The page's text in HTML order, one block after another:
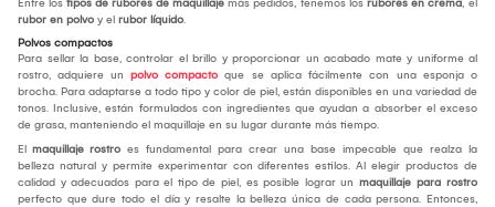
Entre los tipos de rubores de maquillaje más pedidos, tenemos los rubores en crema, el
rubor en polvo y el rubor líquido.
Polvos compactos
Para sellar la base, controlar el brillo y proporcionar un acabado mate y uniforme al
rostro, adquiere un polvo compacto que se aplica fácilmente con una esponja o
brocha. Para adaptarse a todo tipo y color de piel, están disponibles en una variedad de
tonos. Inclusive, están formulados con ingredientes que ayudan a absorber el exceso
de grasa, manteniendo el maquillaje en su lugar durante más tiempo.
El maquillaje rostro es fundamental para crear una base impecable que realza la
belleza natural y permite experimentar con diferentes estilos. Al elegir productos de
calidad y adecuados para el tipo de piel, es posible lograr un maquillaje para rostro
perfecto que dure todo el día y resalte la belleza única de cada persona. Entonces,